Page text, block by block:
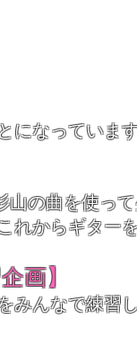
になっていま
山の曲を使っ
れからギタ
画】
みんなで練習